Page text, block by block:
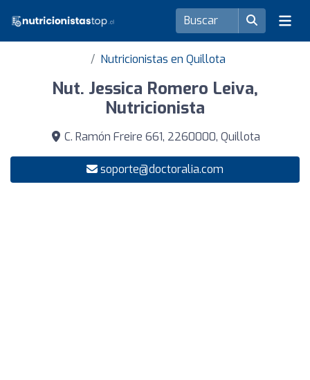
Nutricionistas en Quillota
Nut. Jessica Romero Leiva,
Nutricionista
C. Ramón Freire 661, 2260000, Quillota
soporte@doctoralia.com